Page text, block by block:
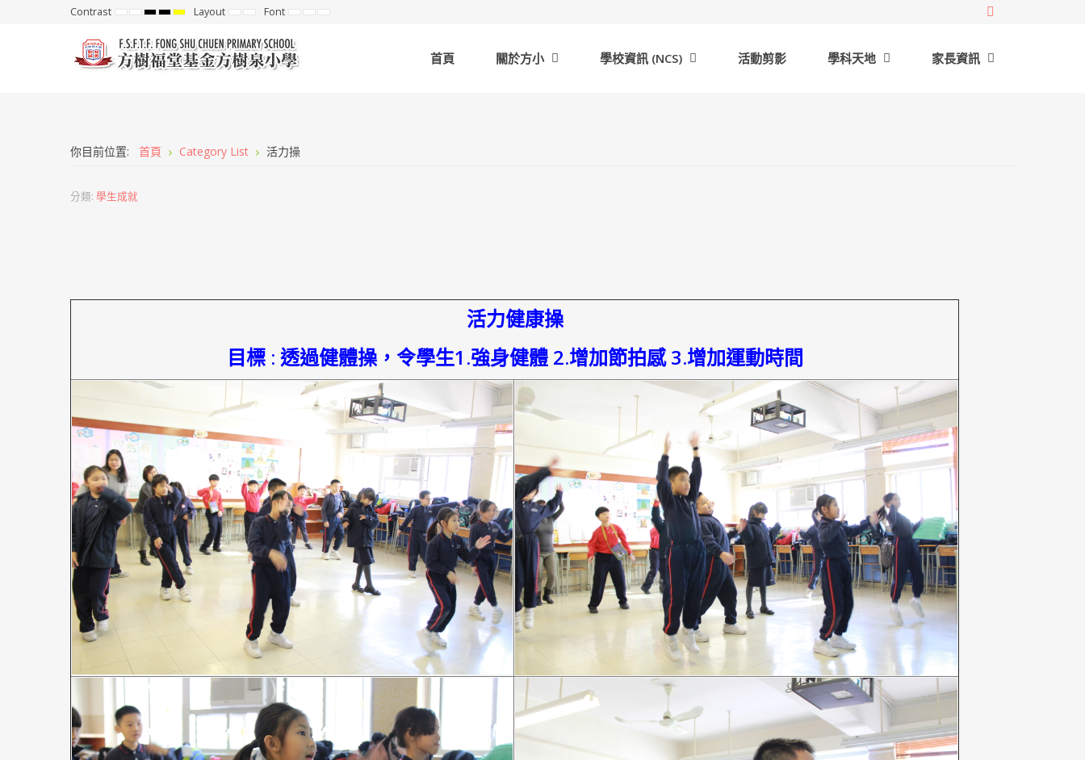
Contrast Default
NightHigh
White
mode
High
Yellow
mode
High
Black
mode
Layout FixedWideFont SetSetSet
首頁 關於方小 學校資訊 (NCS) 活動剪影 學科天地 家長資訊
你目前位置: 首頁 Category List 活力操
分類: 學生成就
活力健康操
目標 : 透過健體操，令學生1.強身健體 2.增加節拍感 3.增加運動時間